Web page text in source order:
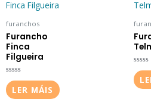
furanchos
Furancho
Finca
Filgueira
Valorado
en
0
de
LER MÁIS
en
0
de